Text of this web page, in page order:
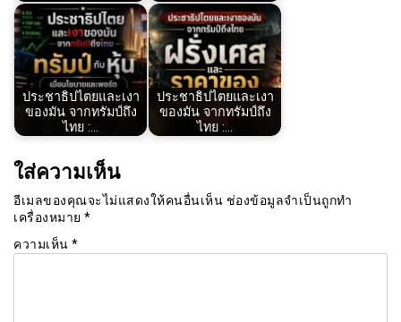
ประชาธิปไตยและเงา
ของมัน จากทรัมป์ถึง
ไทย :…
ประชาธิปไตยและเงา
ของมัน จากทรัมป์ถึง
ไทย :…
ใส่ความเห็น
อีเมลของคุณจะไม่แสดงให้คนอื่นเห็น ช่องข้อมูลจำเป็นถูกทำ
เครื่องหมาย *
ความเห็น *